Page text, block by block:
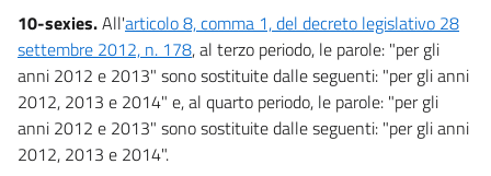
10-sexies.All'articolo 8, comma 1, del decreto legislativo 28
settembre 2012, n. 178, al terzo periodo, le parole: "per gli
anni 2012 e 2013" sono sostituite dalle seguenti: "per gli anni
2012, 2013 e 2014" e, al quarto periodo, le parole: "per gli
anni 2012 e 2013" sono sostituite dalle seguenti: "per gli anni
2012, 2013 e 2014".